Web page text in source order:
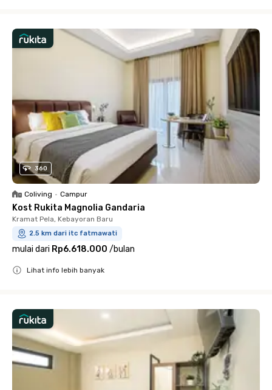
360
Coliving • Campur
Kost Rukita Magnolia Gandaria
Kramat Pela, Kebayoran Baru
2.5 km dari itc fatmawati
mulai dari Rp6.618.000 /bulan
Lihat info lebih banyak